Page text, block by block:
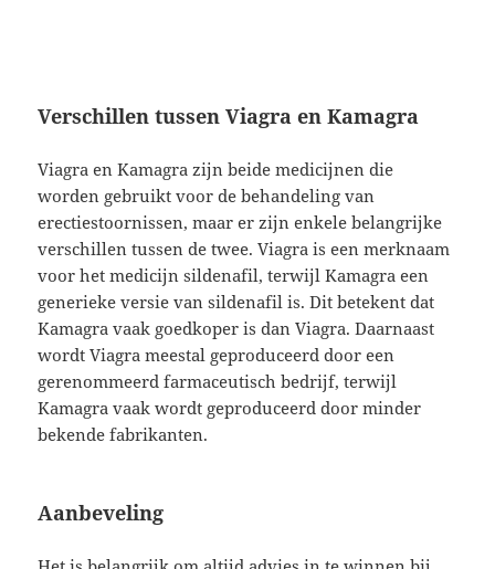
Verschillen tussen Viagra en Kamagra
Viagra en Kamagra zijn beide medicijnen die
worden gebruikt voor de behandeling van
erectiestoornissen, maar er zijn enkele belangrijke
verschillen tussen de twee. Viagra is een merknaam
voor het medicijn sildenafil, terwijl Kamagra een
generieke versie van sildenafil is. Dit betekent dat
Kamagra vaak goedkoper is dan Viagra. Daarnaast
wordt Viagra meestal geproduceerd door een
gerenommeerd farmaceutisch bedrijf, terwijl
Kamagra vaak wordt geproduceerd door minder
bekende fabrikanten.
Aanbeveling